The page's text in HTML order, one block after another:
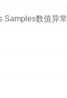
Samples数值异常